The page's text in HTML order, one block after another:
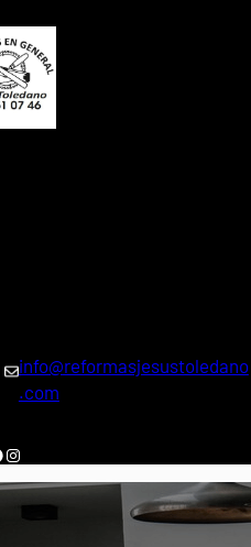
info@reformasjesustoledano
.com
Instagram